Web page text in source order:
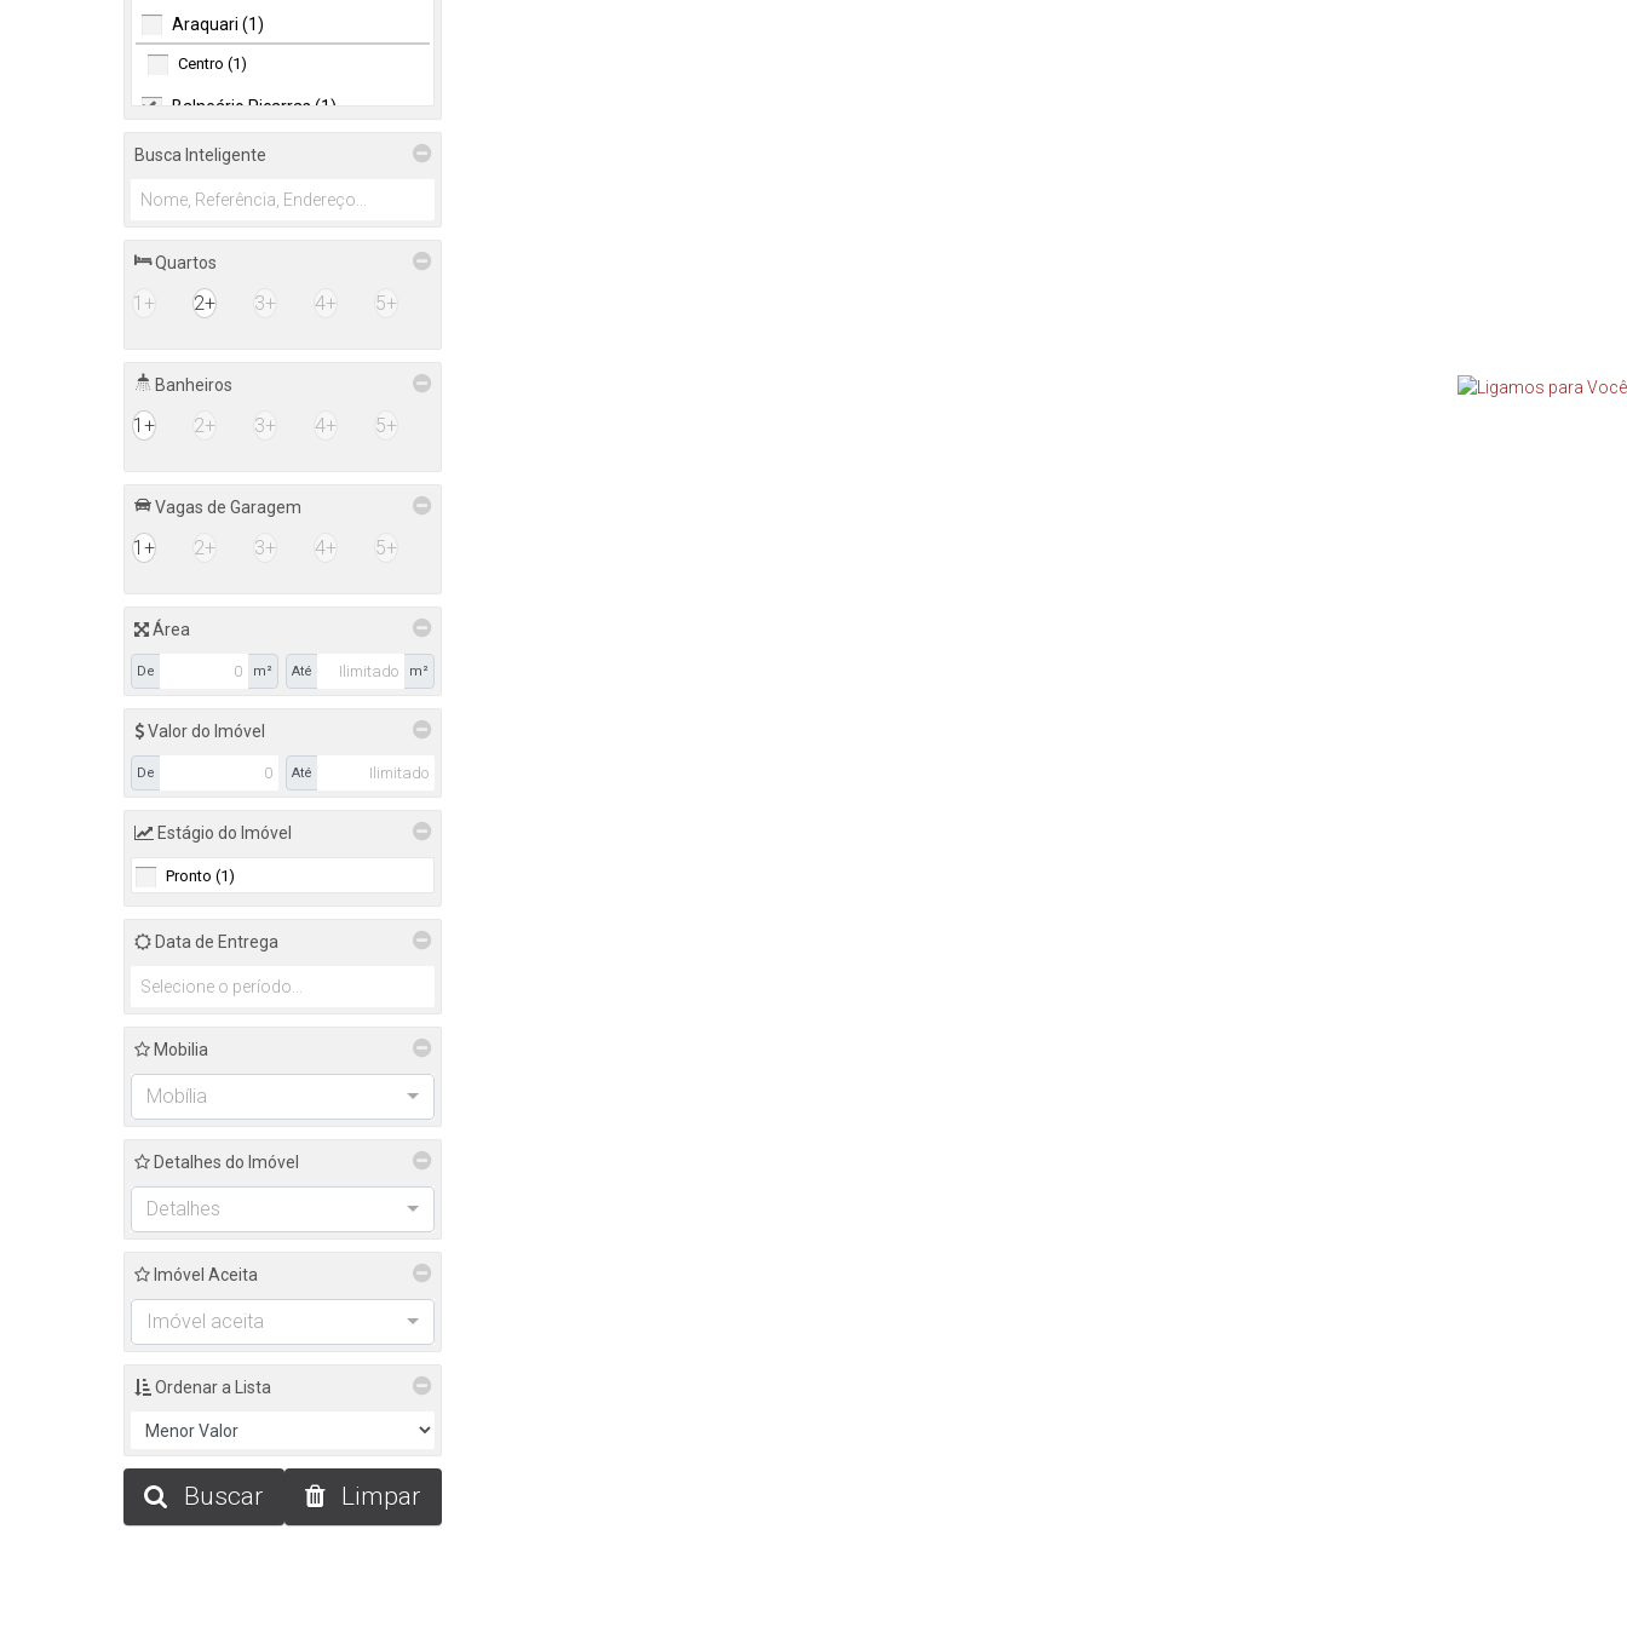
Araquari (1)
Centro (1)
Balneário Piçarras (1)
Itacolomi (1)
Busca Inteligente
Quartos
1+ 2+ 3+ 4+ 5+
Banheiros
1+ 2+ 3+ 4+ 5+
Vagas de Garagem
1+ 2+ 3+ 4+ 5+
Área
De m² Até m²
Valor do Imóvel
De Até
Estágio do Imóvel
Pronto (1)
Data de Entrega
Mobilia
Mobília
Detalhes do Imóvel
Detalhes
Imóvel Aceita
Imóvel aceita
Ordenar a Lista
Buscar Limpar